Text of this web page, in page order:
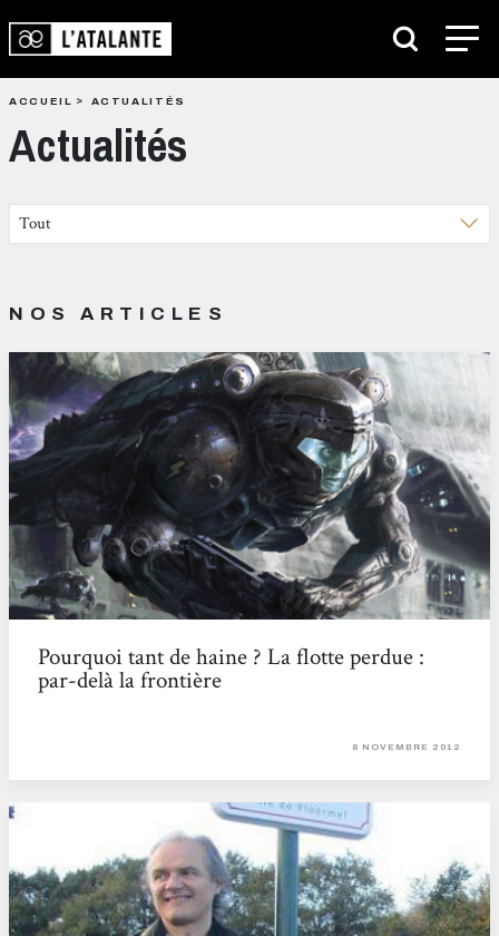
ACCUEIL ACTUALITÉS
Actualités
NOS ARTICLES
Pourquoi tant de haine ? La flotte perdue :
par-delà la frontière
8 NOVEMBRE 2012